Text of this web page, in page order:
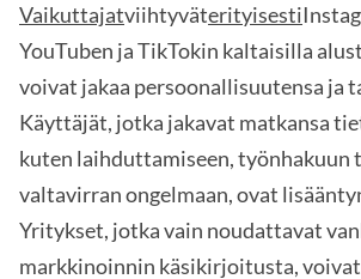
Vaikuttajatviihtyväterityisesti
YouTuben ja TikTokin kaltaisilla
voivat jakaa persoonallisuutensa ja
Käyttäjät, jotka jakavat matkansa
kuten laihduttamiseen, työnhakuun
valtavirran ongelmaan, ovat
Yritykset, jotka vain noudattavat
markkinoinnin käsikirjoitusta,